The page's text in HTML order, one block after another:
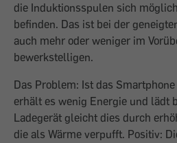
die Induktionsspulen sich
befinden. Das ist bei der
auch mehr oder weniger im
bewerkstelligen.
Das Problem: Ist das
erhält es wenig Energie und lädt
Ladegerät gleicht dies durch
die als Wärme verpufft. Positiv: